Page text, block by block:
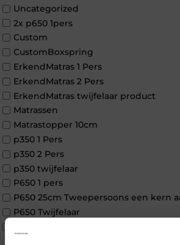
Uncategorized
2x p650 1pers
Custom
CustomBoxspring
ErkendMatras 1 Pers
ErkendMatras 2 Pers
ErkendMatras twijfelaar product
Matrassen
Matrastopper 10cm
p350 1 Pers
p350 2 Pers
p350 twijfelaar
P650 1 pers
P650 25cm Tweepersoons een kern
P650 Twijfelaar